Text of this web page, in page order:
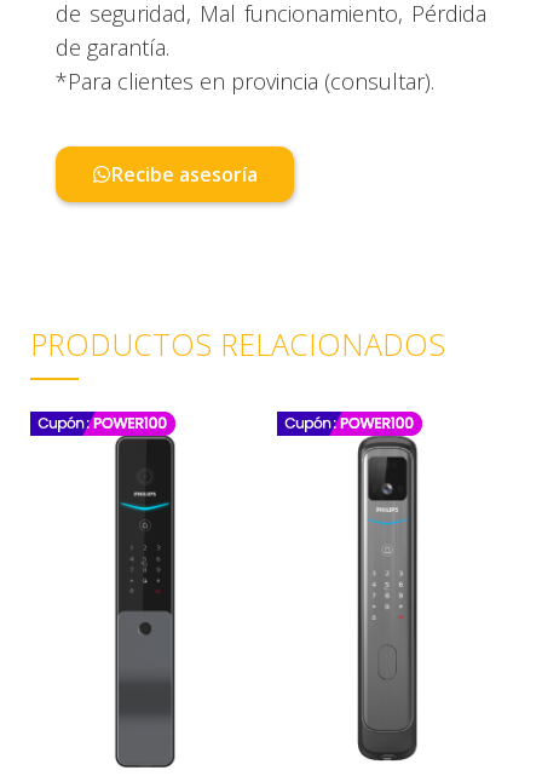
de seguridad, Mal funcionamiento, Pérdida
de garantía.
*Para clientes en provincia (consultar).
Recibe asesoría
PRODUCTOS RELACIONADOS